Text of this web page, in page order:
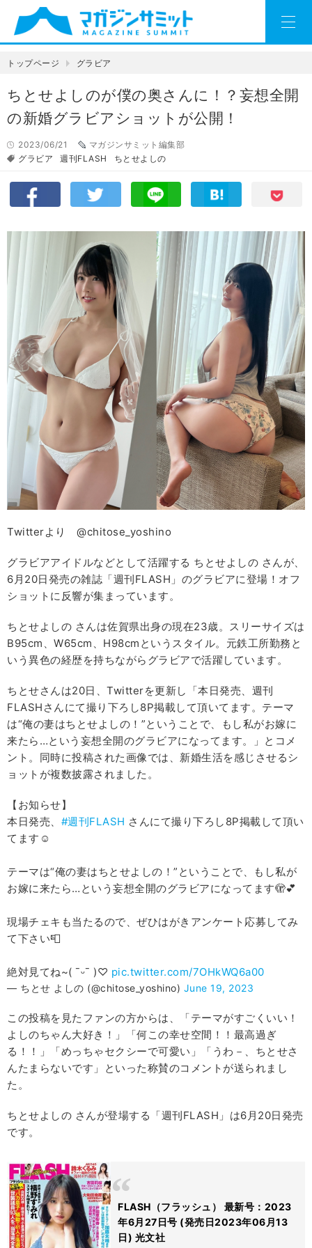
トップページ グラビア
ちとせよしのが僕の奥さんに！？妄想全開
の新婚グラビアショットが公開！
2023/06/21
マガジンサミット編集部
グラビア
週刊FLASH ちとせよしの
Twitterより @chitose_yoshino
グラビアアイドルなどとして活躍する ちとせよしの さんが、
6月20日発売の雑誌「週刊FLASH」のグラビアに登場！オフ
ショットに反響が集まっています。
ちとせよしの さんは佐賀県出身の現在23歳。スリーサイズは
B95cm、W65cm、H98cmというスタイル。元鉄工所勤務と
いう異色の経歴を持ちながらグラビアで活躍しています。
ちとせさんは20日、Twitterを更新し「本日発売、週刊
FLASHさんにて撮り下ろし8P掲載して頂いてます。テーマ
は“俺の妻はちとせよしの！”ということで、もし私がお嫁に
来たら…という妄想全開のグラビアになってます。」とコメ
ント。同時に投稿された画像では、新婚生活を感じさせるシ
ョットが複数披露されました。
【お知らせ】
本日発売、 #週刊FLASH さんにて撮り下ろし8P掲載して頂い
てます☺︎︎
テーマは“俺の妻はちとせよしの！”ということで、もし私が
お嫁に来たら…という妄想全開のグラビアになってます🫣💕︎
現場チェキも当たるので、ぜひはがきアンケート応募してみ
て下さい📮
絶対見てね~( ¯ᵕ¯ )♡ pic.twitter.com/7OHkWQ6a00
— ちとせ よしの (@chitose_yoshino) June 19, 2023
この投稿を見たファンの方からは、「テーマがすごくいい！
よしのちゃん大好き！」「何この幸せ空間！！最高過ぎ
る！！」「めっちゃセクシーで可愛い」「うわ－、ちとせさ
んたまらないです」といった称賛のコメントが送られまし
た。
ちとせよしの さんが登場する「週刊FLASH」は6月20日発売
です。
FLASH（フラッシュ） 最新号：2023
年6月27日号 (発売日2023年06月13
日) 光文社